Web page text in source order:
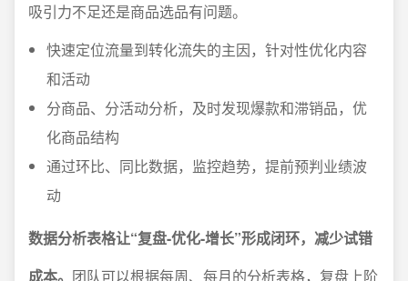
吸引力不足还是商品选品有问题。
快速定位流量到转化流失的主因，针对性优化内容
和活动
分商品、分活动分析，及时发现爆款和滞销品，优
化商品结构
通过环比、同比数据，监控趋势，提前预判业绩波
动
数据分析表格让“复盘-优化-增长”形成闭环，减少试错
成本。 团队可以根据每周、每月的分析表格，复盘上阶